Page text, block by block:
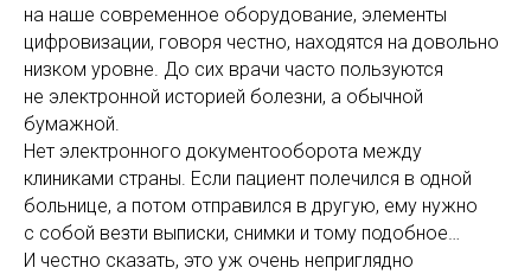
на наше современное оборудование, элементы
цифровизации, говоря честно, находятся на довольно
низком уровне. До сих врачи часто пользуются
не электронной историей болезни, а обычной
бумажной.
Нет электронного документооборота между
клиниками страны. Если пациент полечился в одной
больнице, а потом отправился в другую, ему нужно
с собой везти выписки, снимки и тому подобное…
И честно сказать, это уж очень неприглядно